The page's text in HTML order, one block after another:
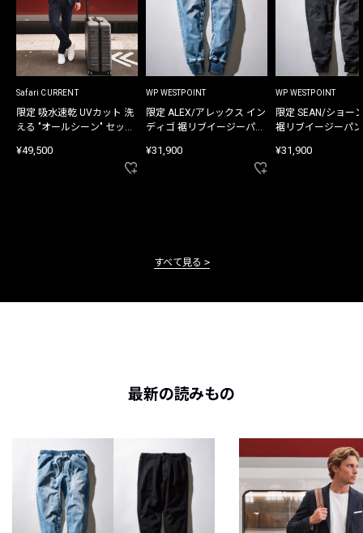
Safari CURRENT
限定 吸水速乾 UVカット 洗
える "オールシーン" セット
¥49,500
WP WESTPOINT
限定 ALEX/アレックス イン
ディゴ 裾リブイージーパン
¥31,900
WP WESTPOINT
限定 SEAN/ショー
裾リブイージーパ
¥31,900
すべて見る
最新の読みもの